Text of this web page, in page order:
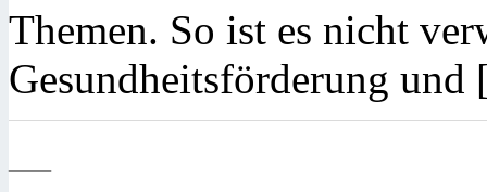
Themen. So ist es nicht
Gesundheitsförderung
—